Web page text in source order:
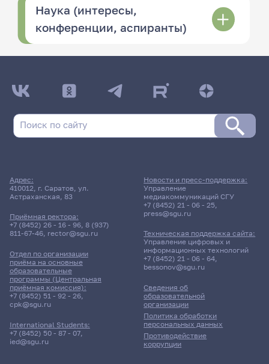
Наука (интересы,
конференции, аспиранты)
Адрес:
410012, г. Саратов, ул.
Астраханская, 83
Приёмная ректора:
+7 (8452) 26 - 16 - 96, 8 (937)
811-67-46, rector@sgu.ru
Отдел по организации
приёма на основные
образовательные
программы (Центральная
приёмная комиссия):
+7 (8452) 51 - 92 - 26,
cpk@sgu.ru
International Students:
+7 (8452) 50 - 87 - 07,
ied@sgu.ru
Сведения об
образовательной
организации
Политика обработки
персональных данных
Противодействие
коррупции
Новости и пресс-поддержка:
Управление
медиакоммуникаций СГУ
+7 (8452) 21 - 06 - 25,
press@sgu.ru
Техническая поддержка сайта:
Управление цифровых и
информационных технологий
+7 (8452) 21 - 06 - 64,
bessonov@sgu.ru